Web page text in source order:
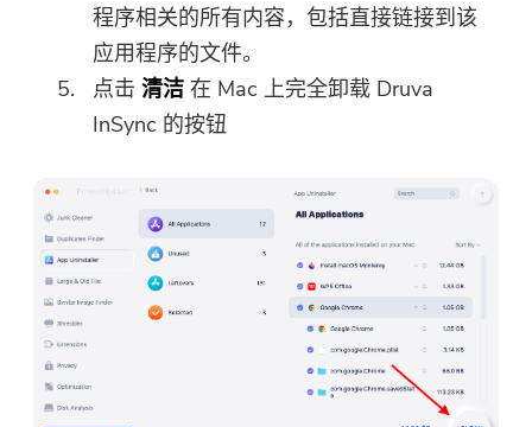
程序相关的所有内容，包括直接链接到该
应用程序的文件。
点击清洁在 Mac 上完全卸载 Druva
InSync 的按钮